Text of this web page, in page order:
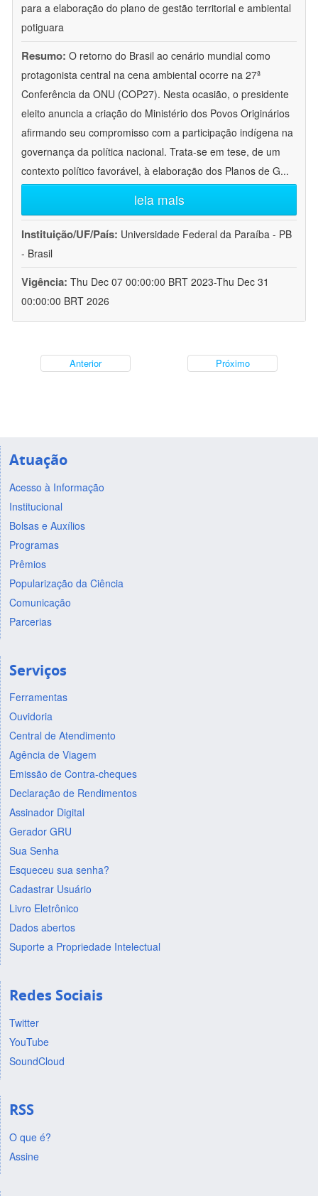
para a elaboração do plano de gestão territorial e ambiental
potiguara
Resumo: O retorno do Brasil ao cenário mundial como
protagonista central na cena ambiental ocorre na 27ª
Conferência da ONU (COP27). Nesta ocasião, o presidente
eleito anuncia a criação do Ministério dos Povos Originários
afirmando seu compromisso com a participação indígena na
governança da política nacional. Trata-se em tese, de um
contexto político favorável, à elaboração dos Planos de G...
leia mais
Instituição/UF/País: Universidade Federal da Paraíba - PB
- Brasil
Vigência: Thu Dec 07 00:00:00 BRT 2023-Thu Dec 31
00:00:00 BRT 2026
Anterior Próximo
Atuação
Acesso à Informação
Institucional
Bolsas e Auxílios
Programas
Prêmios
Popularização da Ciência
Comunicação
Parcerias
Serviços
Ferramentas
Ouvidoria
Central de Atendimento
Agência de Viagem
Emissão de Contra-cheques
Declaração de Rendimentos
Assinador Digital
Gerador GRU
Sua Senha
Esqueceu sua senha?
Cadastrar Usuário
Livro Eletrônico
Dados abertos
Suporte a Propriedade Intelectual
Redes Sociais
Twitter
YouTube
SoundCloud
RSS
O que é?
Assine